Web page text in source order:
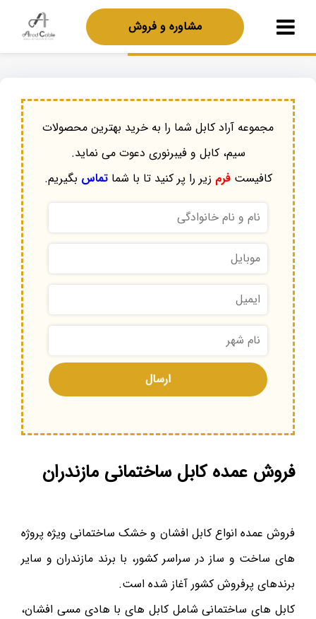
مشاوره و فروش
مجموعه آراد کابل شما را به خرید بهترین محصولات
سیم، کابل و فیبرنوری دعوت می نماید.
کافیستفرم زیر را پر کنید تا با شماتماس بگیریم.
فروش عمده کابل ساختمانی مازندران
فروش عمده انواع کابل افشان و خشک ساختمانی ویژه پروژه
های ساخت و ساز در سراسر کشور، با برند مازندران و سایر
برندهای پرفروش کشور آغاز شده است.
کابل های ساختمانی شامل کابل های با هادی مسی افشان،